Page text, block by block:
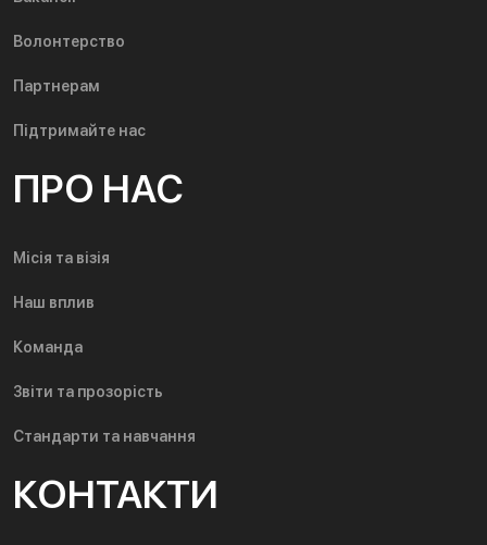
Волонтерство
Партнерам
Підтримайте нас
ПРО НАС
Місія та візія
Наш вплив
Команда
Звіти та прозорість
Стандарти та навчання
КОНТАКТИ